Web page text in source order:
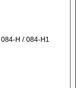
H / 084-H1